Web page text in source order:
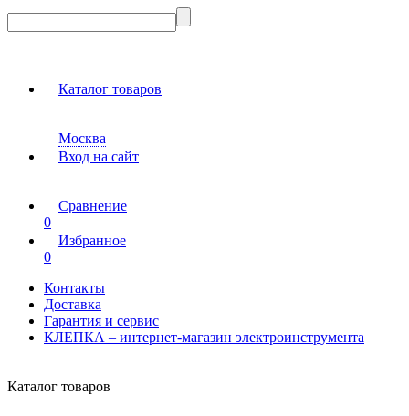
Каталог товаров
Москва
Вход на сайт
Сравнение
0
Избранное
0
Контакты
Доставка
Гарантия и сервис
КЛЕПКА – интернет-магазин электроинструмента
Каталог товаров